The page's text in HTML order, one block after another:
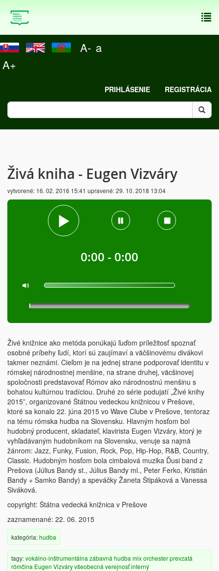
A- a
A+
PRIHLÁSENIE REGISTRÁCIA
Živá kniha - Eugen Vizváry
vytvorené: 16. 02. 2016 15:41 upravené:29. 10. 2018 13:04
0:00 - 0:00
Živé knižnice ako metóda ponúkajú ľuďom príležitosť spoznať
osobné príbehy ľudí, ktorí sú zaujímaví a väčšinovému divákovi
takmer neznámi. Cieľom je na jednej strane podporovať identitu v
rómskej národnostnej menšine, na strane druhej, väcšinovej
spoločnosti predstavovať Rómov ako národnostnú menšinu s
bohatou kultúrnou tradíciou. Druhé zo série podujatí „Živé knihy
2015”, organizované Štátnou vedeckou knižnicou v Prešove,
ktoré sa konalo 22. júna 2015 vo Wave Clube v Prešove, tentoraz
na tému rómska hudba na Slovensku. Hlavným hosťom bol
hudobný producent, skladateľ, klavirista Eugen Vizváry, ktorý je
vyhľadávaným hudobníkom na Slovensku, venuje sa najmä
žánrom: Jazz, Funky, Fusion, Rock, Pop, Hip-Hop, R&B, Country,
Classic. Hudobným hosťom bola cimbalová muzika Ďusi band z
Prešova (Július Bandy st., Július Bandy ml., Peter Ferko, Kristián
Bandy + Samko Bandy) a speváčky Žaneta Štipáková a Vanessa
Siváková.
copyright: Štátna vedecká knižnica v Prešove
zaznamenané: 22. 06. 2015
kategória:hudba
tagy:vokálno-inštrumentálna zábavná hudba mixorchesterprevzatá
rómčina Eugen Vizváryvšeobecná verejnosťinterný